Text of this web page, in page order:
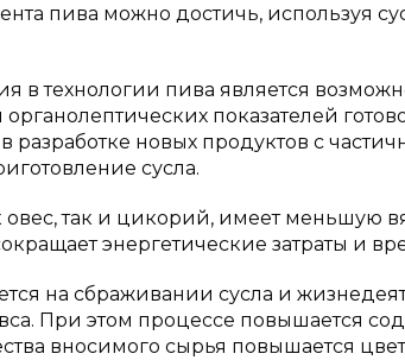
пива можно достичь, используя
в технологии пива является
показателей
новых продуктов с
сусла.
так и цикорий, имеет меньшую
энергетические затраты и
на сбраживании сусла и
При этом процессе повышается
вносимого сырья повышается